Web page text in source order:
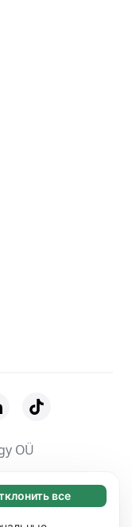
вы
все
OÜ
соглашение
cookies